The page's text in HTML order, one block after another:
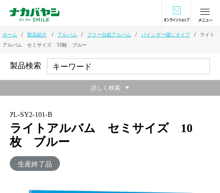
オンラインショ
ホーム 製品紹介 アルバム フリー台紙アルバム バインダー綴じタイプ
ライト
アルバム セミサイズ 10枚 ブルー
ｱL-SY2-101-B
ライトアルバム セミサイズ 10
枚 ブルー
生産終了品
製品検索
詳しく検索